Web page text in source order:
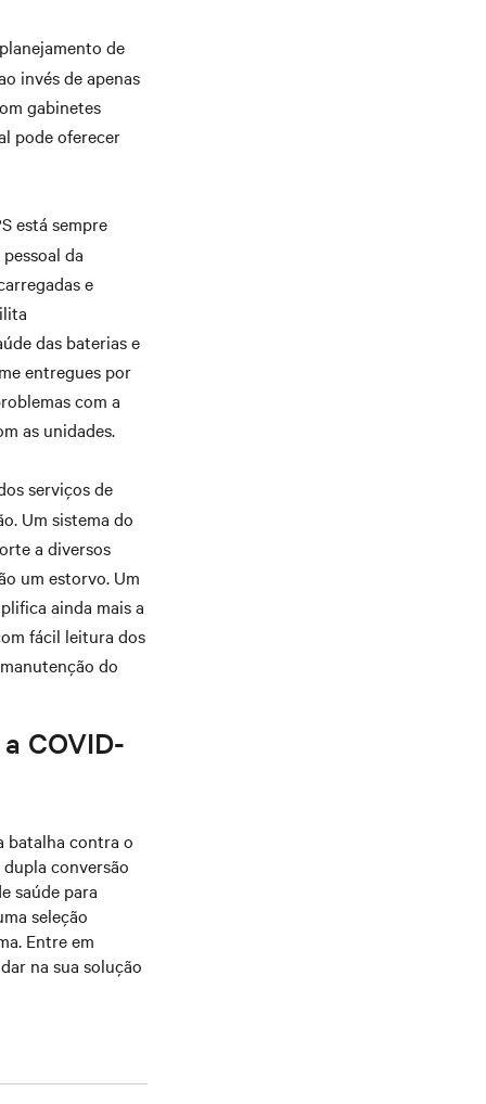
de
invés de apenas
gabinetes
pode oferecer
está sempre
da
e
das baterias e
entregues por
com a
as unidades.
serviços de
Um sistema do
a diversos
um estorvo. Um
ainda mais a
fácil leitura dos
do
COVID-
batalha contra o
conversão
saúde para
seleção
Entre em
na sua solução